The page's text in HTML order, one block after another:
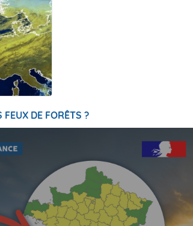
FEUX DE FORÊTS ?